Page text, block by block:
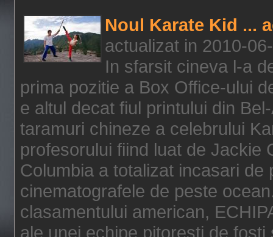
Noul Karate Kid ...
actualizat in 2010-
In sfarsit cineva l-a
prima pozitie a Box Office-ului
e altul decat fiul printului din
taramuri chineze a celebrului
profesorului fiind luat de Jackie
Columbia a totalizat incasari
cinematografele de peste
clasamentului american,
ale unei echipe pitoreşti de